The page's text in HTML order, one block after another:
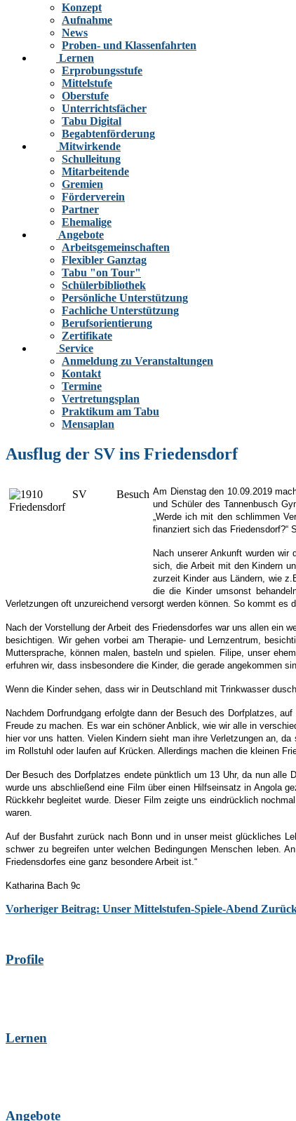
Konzept
Aufnahme
News
Proben- und Klassenfahrten
Lernen
Erprobungsstufe
Mittelstufe
Oberstufe
Unterrichtsfächer
Tabu Digital
Begabtenförderung
Mitwirkende
Schulleitung
Mitarbeitende
Gremien
Förderverein
Partner
Ehemalige
Angebote
Arbeitsgemeinschaften
Flexibler Ganztag
Tabu "on Tour"
Schülerbibliothek
Persönliche Unterstützung
Fachliche Unterstützung
Berufsorientierung
Zertifikate
Service
Anmeldung zu Veranstaltungen
Kontakt
Termine
Vertretungsplan
Praktikum am Tabu
Mensaplan
Ausflug der SV ins Friedensdorf
Am Dienstag den 10.09.2019
und Schüler des Tannenbusch
„Werde ich mit den schlimmen
finanziert sich das Friedensdorf?“
Nach unserer Ankunft wurden wir
sich, die Arbeit mit den Kindern
zurzeit Kinder aus Ländern, wie
die die Kinder umsonst
Verletzungen oft unzureichend versorgt werden können. So kommt
Nach der Vorstellung der Arbeit des Friedensdorfes war uns allen ein
besichtigen. Wir gehen vorbei am Therapie- und Lernzentrum,
Muttersprache, können malen, basteln und spielen. Filipe, unser
erfuhren wir, dass insbesondere die Kinder, die gerade angekommen
Wenn die Kinder sehen, dass wir in Deutschland mit Trinkwasser
Nachdem Dorfrundgang erfolgte dann der Besuch des Dorfplatzes,
Freude zu machen. Es war ein schöner Anblick, wie wir alle in
hier vor uns hatten. Vielen Kindern sieht man ihre Verletzungen an,
im Rollstuhl oder laufen auf Krücken. Allerdings machen die kleinen
Der Besuch des Dorfplatzes endete pünktlich um 13 Uhr, da nun
wurde uns abschließend eine Film über einen Hilfseinsatz in Angola
Rückkehr begleitet wurde. Dieser Film zeigte uns eindrücklich
waren.
Auf der Busfahrt zurück nach Bonn und in unser meist glückliches
schwer zu begreifen unter welchen Bedingungen Menschen leben.
Friedensdorfes eine ganz besondere Arbeit ist.“
Katharina Bach 9c
Vorheriger Beitrag: Unser Mittelstufen-Spiele-Abend
Profile
Lernen
Angebote